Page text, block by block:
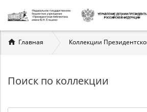
Вы
здесь
Главная Коллекции
Поиск по коллекции